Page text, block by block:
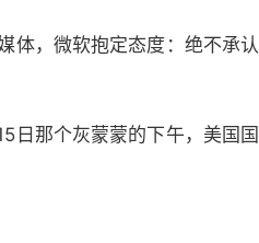
体，微软抱定态度：绝不承认
日那个灰蒙蒙的下午，美国国